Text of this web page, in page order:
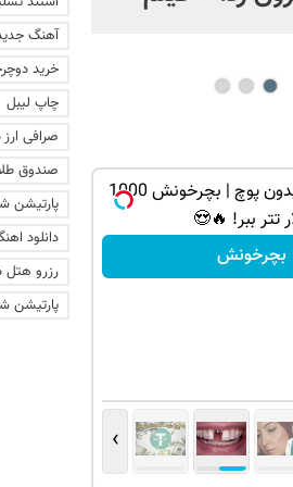
گردونه شانس بدون پوچ | بچرخونش 1000
تتر ببر! 🔥😍
بچرخونش
›
آهنگ
خرید
چاپ لیبل
صرافی
صندوق
پارتیشن
دانلود
رزرو هتل
پارتیشن